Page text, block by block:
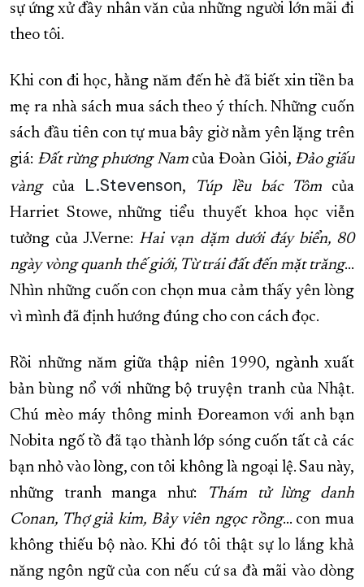
sự ứng xử đầy nhân văn của những người lớn mãi đi
theo tôi.
Khi con đi học, hằng năm đến hè đã biết xin tiền ba
mẹ ra nhà sách mua sách theo ý thích. Những cuốn
sách đầu tiên con tự mua bây giờ nằm yên lặng trên
giá: Đất rừng phương Nam của Đoàn Giỏi, Đảo giấu
vàngcủa L.Stevenson, Túp lều bác Tôm của
Harriet Stowe, những tiểu thuyết khoa học viễn
tưởng của J.Verne: Hai vạn dặm dưới đáy biển, 80
ngày vòng quanh thế giới, Từ trái đất đến mặt trăng…
Nhìn những cuốn con chọn mua cảm thấy yên lòng
vì mình đã định hướng đúng cho con cách đọc.
Rồi những năm giữa thập niên 1990, ngành xuất
bản bùng nổ với những bộ truyện tranh của Nhật.
Chú mèo máy thông minh Đoreamon với anh bạn
Nobita ngố tồ đã tạo thành lớp sóng cuốn tất cả các
bạn nhỏ vào lòng, con tôi không là ngoại lệ. Sau này,
những tranh manga như:
Thám tử lừng danh
Conan, Thợ giả kim, Bảy viên ngọc rồng… con mua
không thiếu bộ nào. Khi đó tôi thật sự lo lắng khả
năng ngôn ngữ của con nếu cứ sa đà mãi vào dòng